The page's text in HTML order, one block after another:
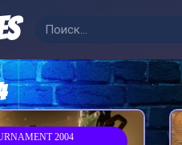
Search
2004